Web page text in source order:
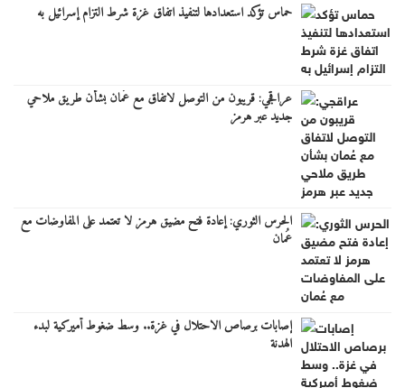
حماس تؤكد استعدادها لتنفيذ اتفاق غزة شرط التزام إسرائيل به
عراقجي: قريبون من التوصل لاتفاق مع عُمان بشأن طريق ملاحي
جديد عبر هرمز
الحرس الثوري: إعادة فتح مضيق هرمز لا تعتمد على المفاوضات مع
عُمان
إصابات برصاص الاحتلال في غزة.. وسط ضغوط أميركية لبدء
الهدنة